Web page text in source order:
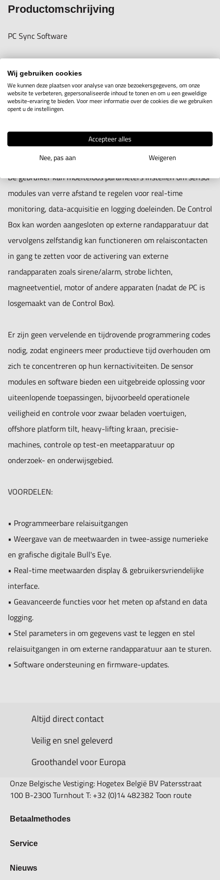
codes nodig, zodat engineers meer productieve tijd
kernactiviteiten. De sensor modules en software bieden een
bijvoorbeeld operationele veiligheid en controle voor zwaar
beladen voertuigen, offshore platform tilt, heavy-lifting
kraan, precisie-machines, controle op test-en
meetapparatuur op onderzoek- en onderwijsgebied.
VOORDELEN:
• Programmeerbare relaisuitgangen
• Weergave van de meetwaarden in twee-assige numerieke
en grafische digitale Bull's Eye.
• Real-time meetwaarden display & gebruikersvriendelijke
interface.
• Geavanceerde functies voor het meten op afstand en data
logging.
• Stel parameters in om gegevens vast te leggen en stel
relaisuitgangen in om externe randapparatuur aan te
• Software ondersteuning en firmware-updates.
Productomschrijving
PC Sync Software
van National Instrument software), dat application engineers
direct in staat stelt om op afstand toegang tot meerdere
sensor modules te krijgen via USB-kabel / RS232 / RS485 /
draadloze Bluetooth-connectiviteit voor het 2D- nivelleren,
hellingshoek monitoring, uitlijning - en trillingsmetingen.
De gebruiker kan moeiteloos parameters instellen om sensor
modules van verre afstand te regelen voor real-time
monitoring, data-acquisitie en logging doeleinden. De Control
Box kan worden aangesloten op externe randapparatuur dat
vervolgens zelfstandig kan functioneren om relaiscontacten
in gang te zetten voor de activering van externe
randapparaten zoals sirene/alarm, strobe lichten,
magneetventiel, motor of andere apparaten (nadat de PC is
losgemaakt van de Control Box).
Er zijn geen vervelende en tijdrovende programmering codes
nodig, zodat engineers meer productieve tijd overhouden om
zich te concentreren op hun kernactiviteiten. De sensor
modules en software bieden een uitgebreide oplossing voor
uiteenlopende toepassingen, bijvoorbeeld operationele
veiligheid en controle voor zwaar beladen voertuigen,
offshore platform tilt, heavy-lifting kraan, precisie-
machines, controle op test-en meetapparatuur op
onderzoek- en onderwijsgebied.
VOORDELEN:
• Programmeerbare relaisuitgangen
• Weergave van de meetwaarden in twee-assige numerieke
en grafische digitale Bull's Eye.
• Real-time meetwaarden display & gebruikersvriendelijke
interface.
• Geavanceerde functies voor het meten op afstand en data
logging.
• Stel parameters in om gegevens vast te leggen en stel
relaisuitgangen in om externe randapparatuur aan te sturen.
• Software ondersteuning en firmware-updates.
Altijd direct contact
Veilig en snel geleverd
Groothandel voor Europa
Onze Belgische Vestiging: Hogetex België BV Patersstraat
100 B-2300 Turnhout T: +32 (0)14 482382 Toon route
Betaalmethodes
Bestellen & Betalen
Contract herroepen
Service
Over Hogetex
Nieuws
Wij gebruiken cookies
We kunnen deze plaatsen voor analyse van onze bezoekersgegevens, om onze
website te verbeteren, gepersonaliseerde inhoud te tonen en om u een geweldige
website-ervaring te bieden. Voor meer informatie over de cookies die we gebruiken
opent u de instellingen.
Accepteer alles
Nee, pas aan
Weigeren